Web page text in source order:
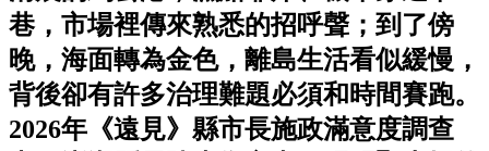
巷，市場裡傳來熟悉的招呼聲；到了傍
晚，海面轉為金色，離島生活看似緩慢，
背後卻有許多治理難題必須和時間賽跑。
2026年《遠見》縣市長施政滿意度調查